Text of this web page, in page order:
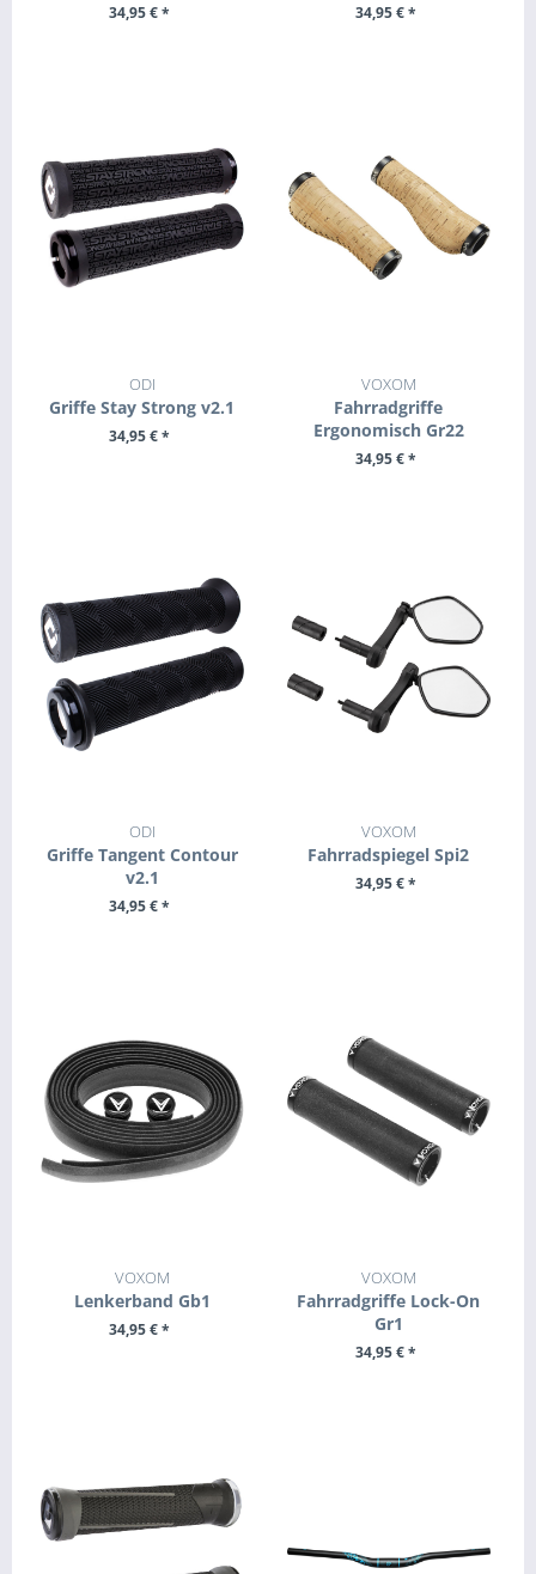
34,95 € *
34,95 € *
ODI
Griffe Stay Strong v2.1
34,95 € *
VOXOM
Fahrradgriffe
Ergonomisch Gr22
34,95 € *
ODI
Griffe Tangent Contour
v2.1
34,95 € *
VOXOM
Fahrradspiegel Spi2
34,95 € *
VOXOM
Lenkerband Gb1
34,95 € *
VOXOM
Fahrradgriffe Lock-On
Gr1
34,95 € *